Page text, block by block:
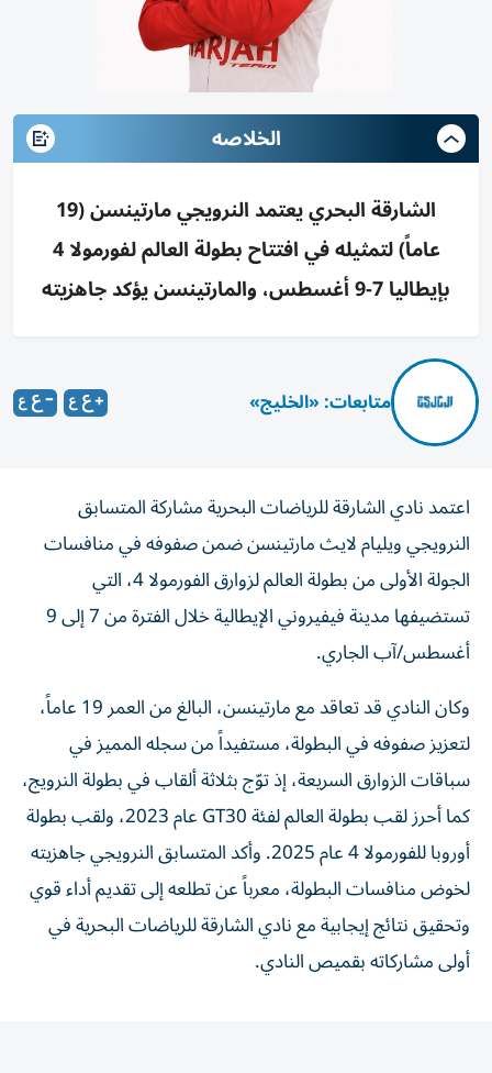
الخلاصه
الشارقة البحري يعتمد النرويجي مارتينسن (19
عاماً) لتمثيله في افتتاح بطولة العالم لفورمولا 4
بإيطاليا 7-9 أغسطس، والمارتينسن يؤكد جاهزيته
متابعات: «الخليج»
اعتمد نادي الشارقة للرياضات البحرية مشاركة المتسابق
النرويجي ويليام لايث مارتينسن ضمن صفوفه في منافسات
الجولة الأولى من بطولة العالم لزوارق الفورمولا 4، التي
تستضيفها مدينة فيفيروني الإيطالية خلال الفترة من 7 إلى 9
أغسطس/آب الجاري.
وكان النادي قد تعاقد مع مارتينسن، البالغ من العمر 19 عاماً،
لتعزيز صفوفه في البطولة، مستفيداً من سجله المميز في
سباقات الزوارق السريعة، إذ توّج بثلاثة ألقاب في بطولة النرويج،
كما أحرز لقب بطولة العالم لفئة GT30 عام 2023، ولقب بطولة
أوروبا للفورمولا 4 عام 2025. وأكد المتسابق النرويجي جاهزيته
لخوض منافسات البطولة، معرباً عن تطلعه إلى تقديم أداء قوي
وتحقيق نتائج إيجابية مع نادي الشارقة للرياضات البحرية في
أولى مشاركاته بقميص النادي.